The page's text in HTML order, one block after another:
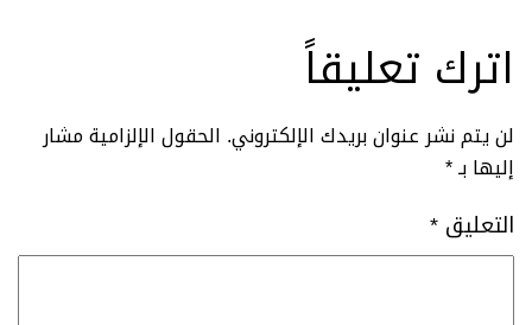
اترك تعليقاً
لن يتم نشر عنوان بريدك الإلكتروني. الحقول الإلزامية مشار
إليها بـ*
التعليق *